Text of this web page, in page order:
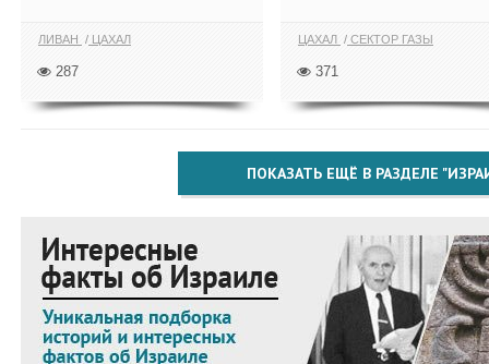
ЛИВАН ЦАХАЛ
287
ЦАХАЛ СЕКТОР ГАЗЫ
371
ПОКАЗАТЬ ЕЩЁ В РАЗДЕЛЕ